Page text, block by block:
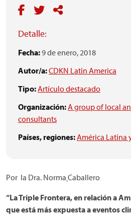
Detalle:
Fecha:9 de enero, 2018
Autor/a:CDKN Latin America
Tipo:Artículo destacado
Organización:A group of local
consultants
Países, regiones:América Latina
Por la Dra. Norma Caballero
“La Triple Frontera, en relación a
que está más expuesta a eventos